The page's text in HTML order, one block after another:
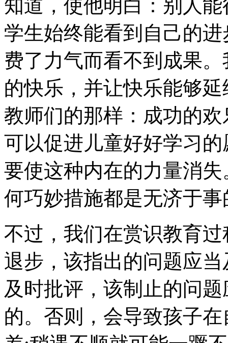
知道，使他明白：别人
学生始终能看到自己的
费了力气而看不到成果
的快乐，并让快乐能够
教师们的那样：成功的
可以促进儿童好好学习
要使这种内在的力量消
何巧妙措施都是无济于事
不过，我们在赏识教育
退步，该指出的问题应
及时批评，该制止的问
的。否则，会导致孩子